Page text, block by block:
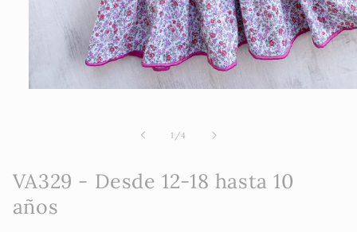
modal
1 /de
4
VA329 - Desde 12-18 hasta 10
años